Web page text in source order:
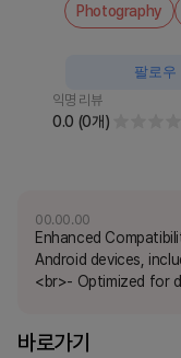
Photography
익명 리뷰
0.0 (0개)
팔로우
00.00.00
Enhanced
Android devices,
<br>- Optimized for
comments to
바로가기